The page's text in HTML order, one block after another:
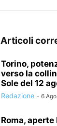
Articoli
Torino,
verso la
Sole del 12
Redazione - 6
Roma,